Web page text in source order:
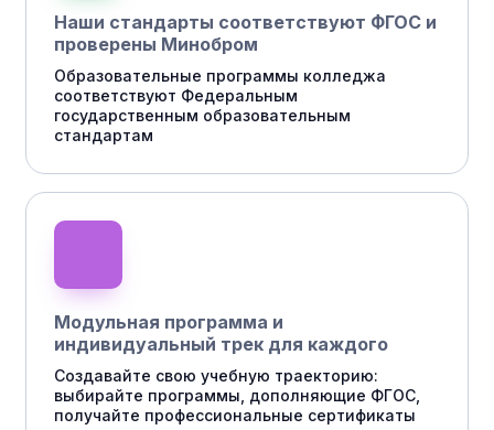
Наши стандарты соответствуют ФГОС и
проверены Минобром
Образовательные программы колледжа
соответствуют Федеральным
государственным образовательным
стандартам
Модульная программа и
индивидуальный трек для каждого
Создавайте свою учебную траекторию:
выбирайте программы, дополняющие ФГОС,
получайте профессиональные сертификаты